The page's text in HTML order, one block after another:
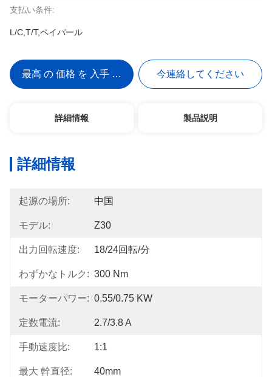
支払い条件:
L/C,T/T,ペイパール
最高 の 価格 を 入手 する 今連絡してください
詳細情報 製品説明
詳細情報
起源の場所: 中国
モデル: Z30
出力回転速度: 18/24回転/分
わずかなトルク: 300 Nm
モーターパワー: 0.55/0.75 KW
定数電流: 2.7/3.8 A
手動速度比: 1:1
最大 幹直径: 40mm